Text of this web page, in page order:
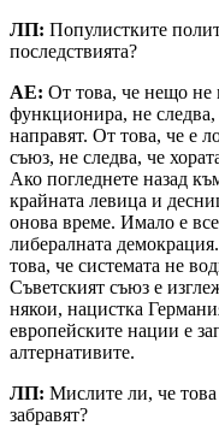
ЛП: Популистките
последствията?
АЕ: От това, че нещо
функционира, не следва,
направят. От това, че е
съюз, не следва, че
Ако погледнете назад
крайната левица и
онова време. Имало е
либералната
това, че системата не
Съветският съюз е
някои, нацистка
европейските нации е
алтернативите.
ЛП: Мислите ли, че това
забравят?